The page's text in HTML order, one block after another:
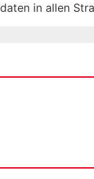
in allen